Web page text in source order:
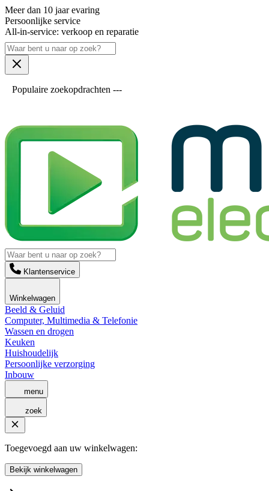
Meer dan 10 jaar evaring
Persoonlijke service
All-in-service: verkoop en reparatie
Populaire zoekopdrachten ---
Klantenservice
Winkelwagen
Beeld & Geluid
Computer, Multimedia & Telefonie
Wassen en drogen
Keuken
Huishoudelijk
Persoonlijke verzorging
Inbouw
menu
zoek
Toegevoegd aan uw winkelwagen:
Bekijk winkelwagen